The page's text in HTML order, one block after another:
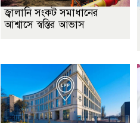
জ্বালানি সংকট সমাধানের
আশ্বাসে স্বস্তির আভাস